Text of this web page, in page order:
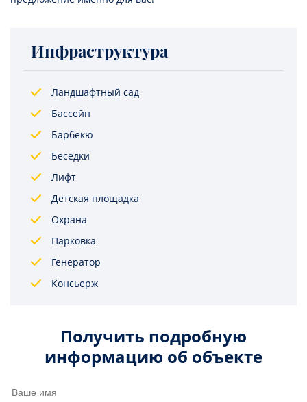
Инфраструктура
Ландшафтный сад
Бассейн
Барбекю
Беседки
Лифт
Детская площадка
Охрана
Парковка
Генератор
Консьерж
Получить подробную
информацию об объекте